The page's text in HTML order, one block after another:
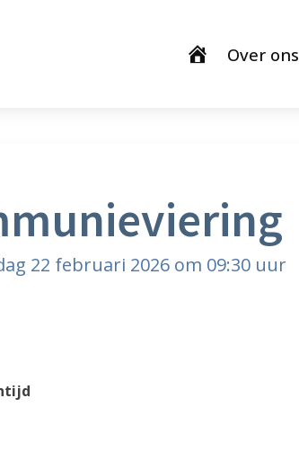
Over ons
22 februari 2026 om 09:30 uur